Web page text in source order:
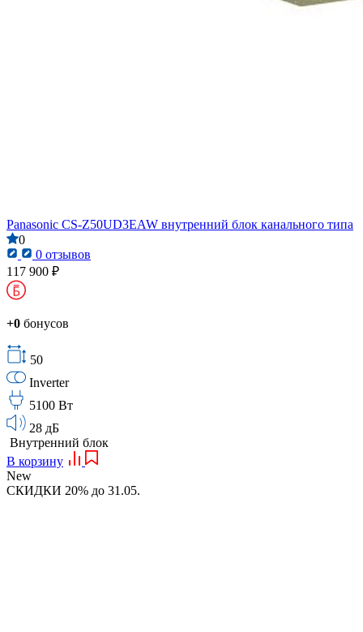
Panasonic CS-Z50UD3EAW внутренний блок канального типа
0
0 отзывов
117 900 ₽
+0 бонусов
50
Inverter
5100 Вт
28 дБ
Внутренний блок
В корзину
New
СКИДКИ 20% до 31.05.